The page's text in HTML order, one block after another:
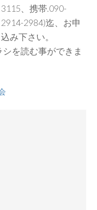
3115、携帯.090-
2914-2984)迄、お申
込み下さい。
シを読む事ができま